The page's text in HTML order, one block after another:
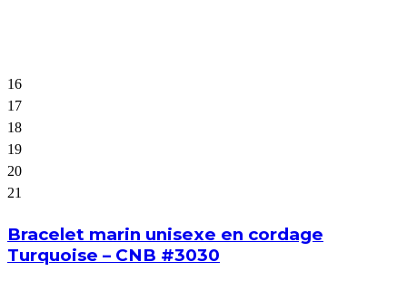
16
17
18
19
20
21
Bracelet marin unisexe en cordage
Turquoise – CNB #3030